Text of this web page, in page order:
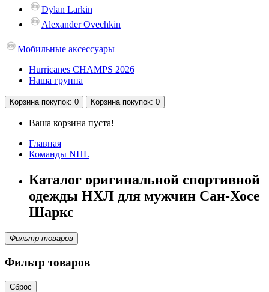
Dylan Larkin
Alexander Ovechkin
Мобильные аксессуары
Hurricanes CHAMPS 2026
Наша группа
Корзина покупок: 0 Корзина покупок: 0
Ваша корзина пуста!
Главная
Команды NHL
Каталог оригинальной спортивной
одежды НХЛ для мужчин Сан-Хосе
Шаркс
Фильтр товаров
Фильтр товаров
Сброс